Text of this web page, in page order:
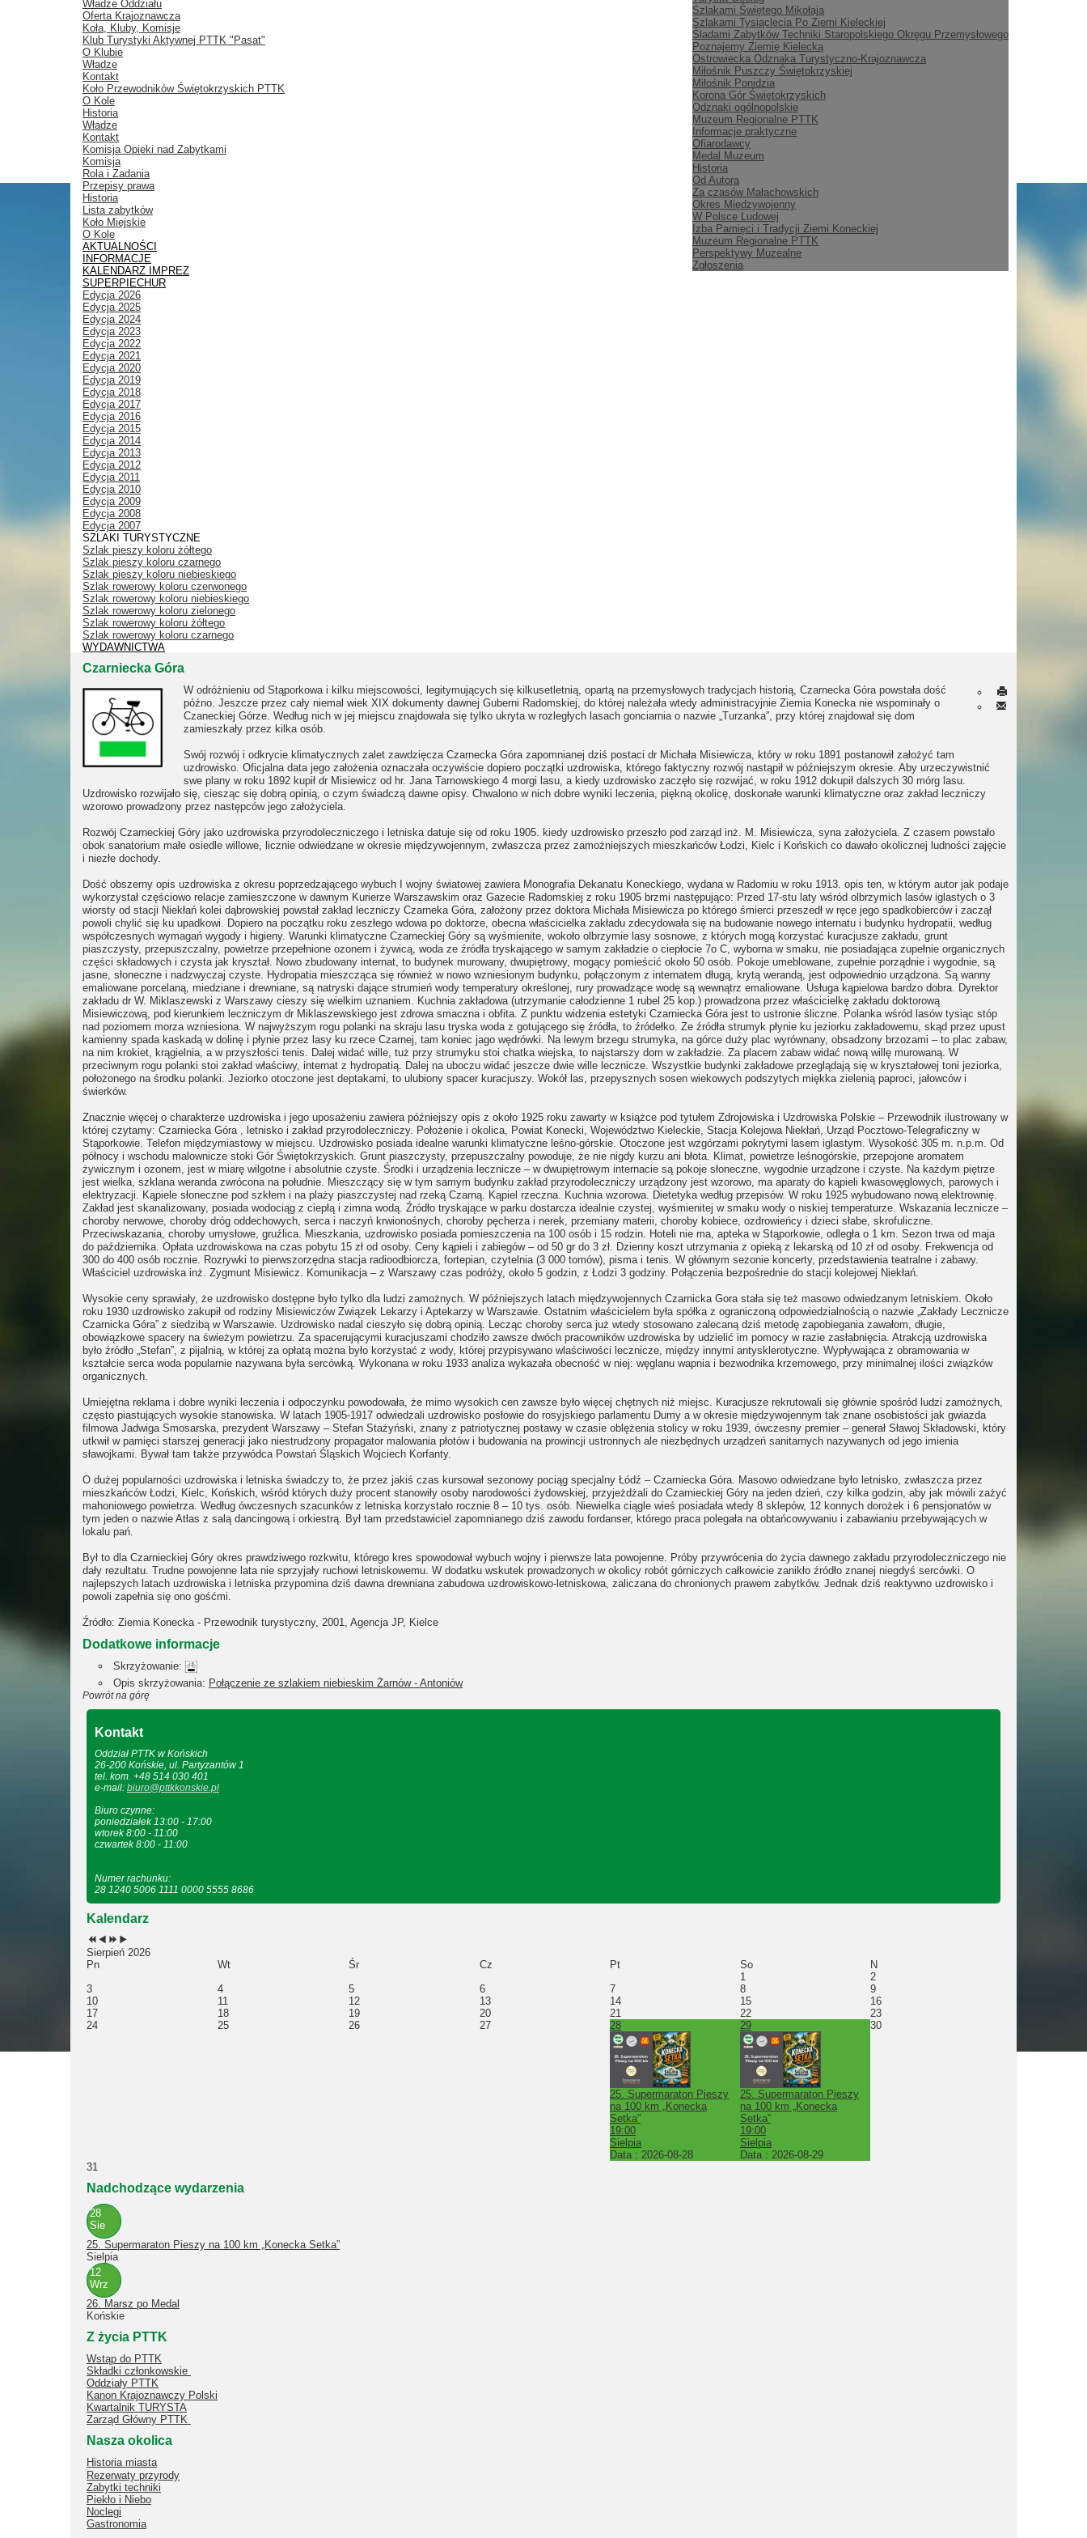
Szlakami Świętego Mikołaja
Szlakami Tysiąclecia Po Ziemi Kieleckiej
Śladami Zabytków Techniki Staropolskiego Okręgu Przemysłowego
Poznajemy Ziemię Kielecką
Ostrowiecka Odznaka Turystyczno-Krajoznawcza
Miłośnik Puszczy Świętokrzyskiej
Miłośnik Ponidzia
Korona Gór Świętokrzyskich
Odznaki ogólnopolskie
Muzeum Regionalne PTTK
Informacje praktyczne
Ofiarodawcy
Medal Muzeum
Historia
Od Autora
Za czasów Małachowskich
Okres Międzywojenny
W Polsce Ludowej
Izba Pamięci i Tradycji Ziemi Koneckiej
Muzeum Regionalne PTTK
Perspektywy Muzealne
Zgłoszenia
Władze Oddziału
Oferta Krajoznawcza
Koła, Kluby, Komisje
Klub Turystyki Aktywnej PTTK "Pasat"
O Klubie
Władze
Kontakt
Koło Przewodników Świętokrzyskich PTTK
O Kole
Historia
Władze
Kontakt
Komisja Opieki nad Zabytkami
Komisja
Rola i Zadania
Przepisy prawa
Historia
Lista zabytków
Koło Miejskie
O Kole
AKTUALNOŚCI
INFORMACJE
KALENDARZ IMPREZ
SUPERPIECHUR
Edycja 2026
Edycja 2025
Edycja 2024
Edycja 2023
Edycja 2022
Edycja 2021
Edycja 2020
Edycja 2019
Edycja 2018
Edycja 2017
Edycja 2016
Edycja 2015
Edycja 2014
Edycja 2013
Edycja 2012
Edycja 2011
Edycja 2010
Edycja 2009
Edycja 2008
Edycja 2007
SZLAKI TURYSTYCZNE
Szlak pieszy koloru żółtego
Szlak pieszy koloru czarnego
Szlak pieszy koloru niebieskiego
Szlak rowerowy koloru czerwonego
Szlak rowerowy koloru niebieskiego
Szlak rowerowy koloru zielonego
Szlak rowerowy koloru żółtego
Szlak rowerowy koloru czarnego
WYDAWNICTWA
Czarniecka Góra
W odróżnieniu od Stąporkowa i kilku miejscowości, legitymujących się kilkusetletnią, opartą na przemysłowych tradycjach historią, Czarnecka Góra powstała dość
późno. Jeszcze przez cały niemal wiek XIX dokumenty dawnej Guberni Radomskiej, do której należała wtedy administracyjnie Ziemia Konecka nie wspominały o
Czaneckiej Górze. Według nich w jej miejscu znajdowała się tylko ukryta w rozległych lasach gonciarnia o nazwie „Turzanka”, przy której znajdował się dom
zamieszkały przez kilka osób.
Swój rozwój i odkrycie klimatycznych zalet zawdzięcza Czarnecka Góra zapomnianej dziś postaci dr Michała Misiewicza, który w roku 1891 postanowił założyć tam
uzdrowisko. Oficjalna data jego założenia oznaczała oczywiście dopiero początki uzdrowiska, którego faktyczny rozwój nastąpił w późniejszym okresie. Aby urzeczywistnić
swe plany w roku 1892 kupił dr Misiewicz od hr. Jana Tarnowskiego 4 morgi lasu, a kiedy uzdrowisko zaczęło się rozwijać, w roku 1912 dokupił dalszych 30 mórg lasu.
Uzdrowisko rozwijało się, ciesząc się dobrą opinią, o czym świadczą dawne opisy. Chwalono w nich dobre wyniki leczenia, piękną okolicę, doskonałe warunki klimatyczne oraz zakład leczniczy
wzorowo prowadzony przez następców jego założyciela.
Rozwój Czarneckiej Góry jako uzdrowiska przyrodoleczniczego i letniska datuje się od roku 1905. kiedy uzdrowisko przeszło pod zarząd inż. M. Misiewicza, syna założyciela. Z czasem powstało
obok sanatorium małe osiedle willowe, licznie odwiedzane w okresie międzywojennym, zwłaszcza przez zamożniejszych mieszkańców Łodzi, Kielc i Końskich co dawało okolicznej ludności zajęcie
i niezłe dochody.
Dość obszerny opis uzdrowiska z okresu poprzedzającego wybuch I wojny światowej zawiera Monografia Dekanatu Koneckiego, wydana w Radomiu w roku 1913. opis ten, w którym autor jak podaje
wykorzystał częściowo relacje zamieszczone w dawnym Kurierze Warszawskim oraz Gazecie Radomskiej z roku 1905 brzmi następująco: Przed 17-stu laty wśród olbrzymich lasów iglastych o 3
wiorsty od stacji Niekłań kolei dąbrowskiej powstał zakład leczniczy Czarneka Góra, założony przez doktora Michała Misiewicza po którego śmierci przeszedł w ręce jego spadkobierców i zaczął
powoli chylić się ku upadkowi. Dopiero na początku roku zeszłego wdowa po doktorze, obecna właścicielka zakładu zdecydowała się na budowanie nowego internatu i budynku hydropatii, według
współczesnych wymagań wygody i higieny. Warunki klimatyczne Czarneckiej Góry są wyśmienite, wokoło olbrzymie lasy sosnowe, z których mogą korzystać kuracjusze zakładu, grunt
piaszczysty, przepuszczalny, powietrze przepełnione ozonem i żywicą, woda ze źródła tryskającego w samym zakładzie o ciepłocie 7o C, wyborna w smaku, nie posiadająca zupełnie organicznych
części składowych i czysta jak kryształ. Nowo zbudowany internat, to budynek murowany, dwupiętrowy, mogący pomieścić około 50 osób. Pokoje umeblowane, zupełnie porządnie i wygodnie, są
jasne, słoneczne i nadzwyczaj czyste. Hydropatia mieszcząca się również w nowo wzniesionym budynku, połączonym z internatem długą, krytą werandą, jest odpowiednio urządzona. Są wanny
emaliowane porcelaną, miedziane i drewniane, są natryski dające strumień wody temperatury określonej, rury prowadzące wodę są wewnątrz emaliowane. Usługa kąpielowa bardzo dobra. Dyrektor
zakładu dr W. Miklaszewski z Warszawy cieszy się wielkim uznaniem. Kuchnia zakładowa (utrzymanie całodzienne 1 rubel 25 kop.) prowadzona przez właścicielkę zakładu doktorową
Misiewiczową, pod kierunkiem leczniczym dr Miklaszewskiego jest zdrowa smaczna i obfita. Z punktu widzenia estetyki Czarniecka Góra jest to ustronie śliczne. Polanka wśród lasów tysiąc stóp
nad poziomem morza wzniesiona. W najwyższym rogu polanki na skraju lasu tryska woda z gotującego się źródła, to źródełko. Ze źródła strumyk płynie ku jeziorku zakładowemu, skąd przez upust
kamienny spada kaskadą w dolinę i płynie przez lasy ku rzece Czarnej, tam koniec jago wędrówki. Na lewym brzegu strumyka, na górce duży plac wyrównany, obsadzony brzozami – to plac zabaw,
na nim krokiet, krągielnia, a w przyszłości tenis. Dalej widać wille, tuż przy strumyku stoi chatka wiejska, to najstarszy dom w zakładzie. Za placem zabaw widać nową willę murowaną. W
przeciwnym rogu polanki stoi zakład właściwy, internat z hydropatią. Dalej na uboczu widać jeszcze dwie wille lecznicze. Wszystkie budynki zakładowe przeglądają się w kryształowej toni jeziorka,
położonego na środku polanki. Jeziorko otoczone jest deptakami, to ulubiony spacer kuracjuszy. Wokół las, przepysznych sosen wiekowych podszytych miękka zielenią paproci, jałowców i
świerków.
Znacznie więcej o charakterze uzdrowiska i jego uposażeniu zawiera późniejszy opis z około 1925 roku zawarty w książce pod tytułem Zdrojowiska i Uzdrowiska Polskie – Przewodnik ilustrowany w
której czytamy: Czarniecka Góra , letnisko i zakład przyrodoleczniczy. Położenie i okolica, Powiat Konecki, Województwo Kieleckie, Stacja Kolejowa Niekłań, Urząd Pocztowo-Telegraficzny w
Stąporkowie. Telefon międzymiastowy w miejscu. Uzdrowisko posiada idealne warunki klimatyczne leśno-górskie. Otoczone jest wzgórzami pokrytymi lasem iglastym. Wysokość 305 m. n.p.m. Od
północy i wschodu malownicze stoki Gór Świętokrzyskich. Grunt piaszczysty, przepuszczalny powoduje, że nie nigdy kurzu ani błota. Klimat, powietrze leśnogórskie, przepojone aromatem
żywicznym i ozonem, jest w miarę wilgotne i absolutnie czyste. Środki i urządzenia lecznicze – w dwupiętrowym internacie są pokoje słoneczne, wygodnie urządzone i czyste. Na każdym piętrze
jest wielka, szklana weranda zwrócona na południe. Mieszczący się w tym samym budynku zakład przyrodoleczniczy urządzony jest wzorowo, ma aparaty do kąpieli kwasowęglowych, parowych i
elektryzacji. Kąpiele słoneczne pod szkłem i na plaży piaszczystej nad rzeką Czarną. Kąpiel rzeczna. Kuchnia wzorowa. Dietetyka według przepisów. W roku 1925 wybudowano nową elektrownię.
Zakład jest skanalizowany, posiada wodociąg z ciepłą i zimna wodą. Źródło tryskające w parku dostarcza idealnie czystej, wyśmienitej w smaku wody o niskiej temperaturze. Wskazania lecznicze –
choroby nerwowe, choroby dróg oddechowych, serca i naczyń krwionośnych, choroby pęcherza i nerek, przemiany materii, choroby kobiece, ozdrowieńcy i dzieci słabe, skrofuliczne.
Przeciwskazania, choroby umysłowe, gruźlica. Mieszkania, uzdrowisko posiada pomieszczenia na 100 osób i 15 rodzin. Hoteli nie ma, apteka w Stąporkowie, odległa o 1 km. Sezon trwa od maja
do października. Opłata uzdrowiskowa na czas pobytu 15 zł od osoby. Ceny kąpieli i zabiegów – od 50 gr do 3 zł. Dzienny koszt utrzymania z opieką z lekarską od 10 zł od osoby. Frekwencja od
300 do 400 osób rocznie. Rozrywki to pierwszorzędna stacja radioodbiorcza, fortepian, czytelnia (3 000 tomów), pisma i tenis. W głównym sezonie koncerty, przedstawienia teatralne i zabawy.
Właściciel uzdrowiska inż. Zygmunt Misiewicz. Komunikacja – z Warszawy czas podróży, około 5 godzin, z Łodzi 3 godziny. Połączenia bezpośrednie do stacji kolejowej Niekłań.
Wysokie ceny sprawiały, że uzdrowisko dostępne było tylko dla ludzi zamożnych. W późniejszych latach międzywojennych Czarnicka Gora stała się też masowo odwiedzanym letniskiem. Około
roku 1930 uzdrowisko zakupił od rodziny Misiewiczów Związek Lekarzy i Aptekarzy w Warszawie. Ostatnim właścicielem była spółka z ograniczoną odpowiedzialnością o nazwie „Zakłady Lecznicze
Czarnicka Góra” z siedzibą w Warszawie. Uzdrowisko nadal cieszyło się dobrą opinią. Lecząc choroby serca już wtedy stosowano zalecaną dziś metodę zapobiegania zawałom, długie,
obowiązkowe spacery na świeżym powietrzu. Za spacerującymi kuracjuszami chodziło zawsze dwóch pracowników uzdrowiska by udzielić im pomocy w razie zasłabnięcia. Atrakcją uzdrowiska
było źródło „Stefan”, z pijalnią, w której za opłatą można było korzystać z wody, której przypisywano wlaściwości lecznicze, między innymi antysklerotyczne. Wypływająca z obramowania w
kształcie serca woda popularnie nazywana była sercówką. Wykonana w roku 1933 analiza wykazała obecność w niej: węglanu wapnia i bezwodnika krzemowego, przy minimalnej ilości związków
organicznych.
Umiejętna reklama i dobre wyniki leczenia i odpoczynku powodowała, że mimo wysokich cen zawsze było więcej chętnych niż miejsc. Kuracjusze rekrutowali się głównie spośród ludzi zamożnych,
często piastujących wysokie stanowiska. W latach 1905-1917 odwiedzali uzdrowisko posłowie do rosyjskiego parlamentu Dumy a w okresie międzywojennym tak znane osobistości jak gwiazda
filmowa Jadwiga Smosarska, prezydent Warszawy – Stefan Stażyński, znany z patriotycznej postawy w czasie oblężenia stolicy w roku 1939, ówczesny premier – generał Sławoj Składowski, który
utkwił w pamięci starszej generacji jako niestrudzony propagator malowania płotów i budowania na prowincji ustronnych ale niezbędnych urządzeń sanitarnych nazywanych od jego imienia
sławojkami. Bywał tam także przywódca Powstań Śląskich Wojciech Korfanty.
O dużej popularności uzdrowiska i letniska świadczy to, że przez jakiś czas kursował sezonowy pociąg specjalny Łódź – Czarniecka Góra. Masowo odwiedzane było letnisko, zwłaszcza przez
mieszkańców Łodzi, Kielc, Końskich, wśród których duży procent stanowiły osoby narodowości żydowskiej, przyjeżdżali do Czarnieckiej Góry na jeden dzień, czy kilka godzin, aby jak mówili zażyć
mahoniowego powietrza. Według ówczesnych szacunków z letniska korzystało rocznie 8 – 10 tys. osób. Niewielka ciągle wieś posiadała wtedy 8 sklepów, 12 konnych dorożek i 6 pensjonatów w
tym jeden o nazwie Atłas z salą dancingową i orkiestrą. Był tam przedstawiciel zapomnianego dziś zawodu fordanser, którego praca polegała na obtańcowywaniu i zabawianiu przebywających w
lokalu pań.
Był to dla Czarnieckiej Góry okres prawdziwego rozkwitu, którego kres spowodował wybuch wojny i pierwsze lata powojenne. Próby przywrócenia do życia dawnego zakładu przyrodoleczniczego nie
dały rezultatu. Trudne powojenne lata nie sprzyjały ruchowi letniskowemu. W dodatku wskutek prowadzonych w okolicy robót górniczych całkowicie zanikło źródło znanej niegdyś sercówki. O
najlepszych latach uzdrowiska i letniska przypomina dziś dawna drewniana zabudowa uzdrowiskowo-letniskowa, zaliczana do chronionych prawem zabytków. Jednak dziś reaktywno uzdrowisko i
powoli zapełnia się ono gośćmi.
Źródło: Ziemia Konecka - Przewodnik turystyczny, 2001, Agencja JP, Kielce
Dodatkowe informacje
Skrzyżowanie:
Opis skrzyżowania: Połączenie ze szlakiem niebieskim Żarnów - Antoniów
Powrót na górę
Kontakt
Oddział PTTK w Końskich
26-200 Końskie, ul. Partyzantów 1
tel. kom. +48 514 030 401
e-mail: biuro@pttkkonskie.pl
Biuro czynne:
poniedziałek 13:00 - 17:00
wtorek 8:00 - 11:00
czwartek 8:00 - 11:00
Numer rachunku:
28 1240 5006 1111 0000 5555 8686
Kalendarz
Sierpień 2026
Pn
Wt Śr Cz Pt So
N
1
2
3
4 5 6 7 8
9
10
11 12 13 14 15
16
17
18 19 20 21 22
23
24
25 26 27 28
25. Supermaraton Pieszy
na 100 km „Konecka
Setka”
19:00
Sielpia
Data : 2026-08-28
29
25. Supermaraton Pieszy
na 100 km „Konecka
Setka”
19:00
Sielpia
Data : 2026-08-29
30
31
Nadchodzące wydarzenia
28
Sie
25. Supermaraton Pieszy na 100 km „Konecka Setka”
Sielpia
12
Wrz
26. Marsz po Medal
Końskie
Z życia PTTK
Wstąp do PTTK
Składki członkowskie
Oddziały PTTK
Kanon Krajoznawczy Polski
Kwartalnik TURYSTA
Zarząd Główny PTTK
Nasza okolica
Historia miasta
Rezerwaty przyrody
Zabytki techniki
Piekło i Niebo
Noclegi
Gastronomia